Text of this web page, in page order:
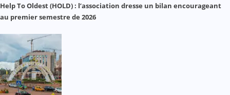
Help To Oldest (HOLD) : l’association dresse un bilan encourageant
au premier semestre de 2026